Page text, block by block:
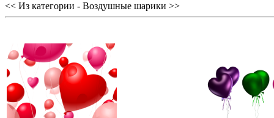
<< Из категории - Воздушные шарики >>